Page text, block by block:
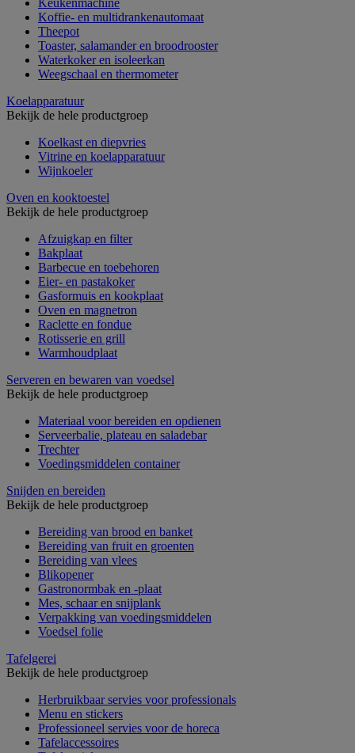
Koffie- en multidrankenautomaat
Theepot
Toaster, salamander en broodrooster
Waterkoker en isoleerkan
Weegschaal en thermometer
Koelapparatuur
Bekijk de hele productgroep
Koelkast en diepvries
Vitrine en koelapparatuur
Wijnkoeler
Oven en kooktoestel
Bekijk de hele productgroep
Afzuigkap en filter
Bakplaat
Barbecue en toebehoren
Eier- en pastakoker
Gasformuis en kookplaat
Oven en magnetron
Raclette en fondue
Rotisserie en grill
Warmhoudplaat
Serveren en bewaren van voedsel
Bekijk de hele productgroep
Materiaal voor bereiden en opdienen
Serveerbalie, plateau en saladebar
Trechter
Voedingsmiddelen container
Snijden en bereiden
Bekijk de hele productgroep
Bereiding van brood en banket
Bereiding van fruit en groenten
Bereiding van vlees
Blikopener
Gastronormbak en -plaat
Mes, schaar en snijplank
Verpakking van voedingsmiddelen
Voedsel folie
Tafelgerei
Bekijk de hele productgroep
Herbruikbaar servies voor professionals
Menu en stickers
Professioneel servies voor de horeca
Tafelaccessoires